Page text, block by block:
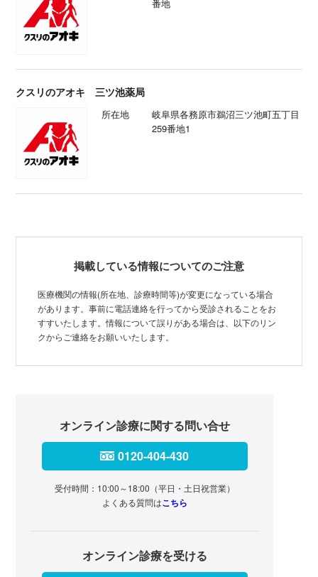
番地
クスリのアオキ 三ツ池薬局
所在地
岐阜県各務原市鵜沼三ツ池町五丁目
259番地1
掲載している情報についてのご注意
医療機関の情報(所在地、診療時間等)が変更になっている場合
があります。事前に電話連絡を行ってから受診されることをお
すすいたします。情報について誤りがある場合は、以下のリン
クからご連絡をお願いいたします。
オンライン診療に関する問い合せ
0120-404-430
受付時間：10:00～18:00（平日・土日祝営業）
よくある質問はこちら
オンライン診療を受ける